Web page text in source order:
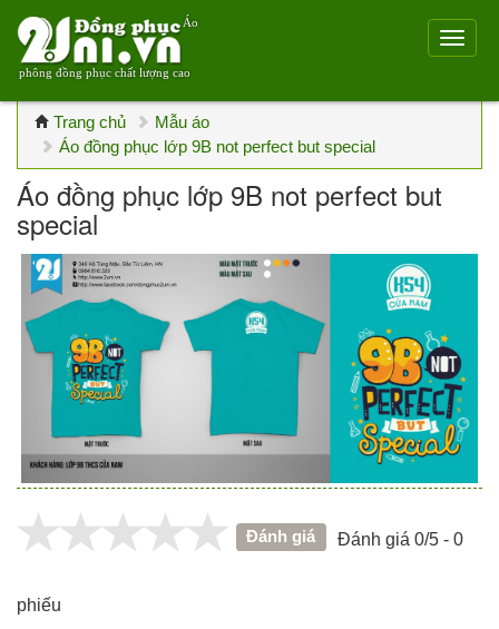
Áo
phông đồng phục chất lượng cao
Trang chủ
Mẫu áo
Áo đồng phục lớp 9B not perfect but special
Áo đồng phục lớp 9B not perfect but
special
Đánh giá Đánh giá 0/5 - 0
phiếu